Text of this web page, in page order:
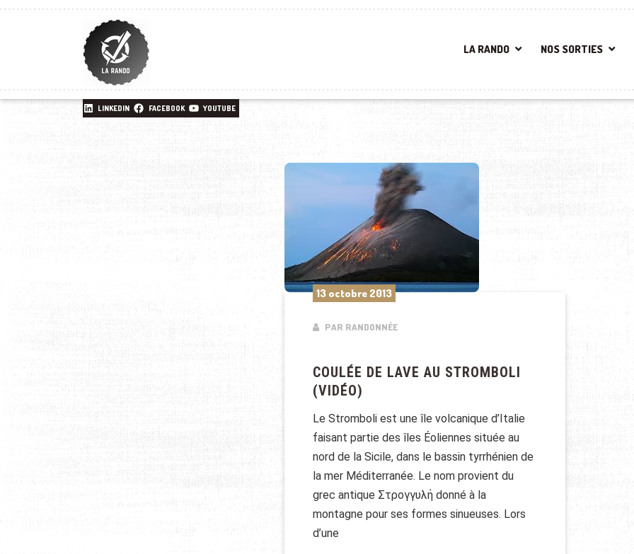
LA RANDO NOS SORTIES
LINKEDIN FACEBOOK YOUTUBE
13 octobre 2013
PAR RANDONNÉE
COULÉE DE LAVE AU STROMBOLI
(VIDÉO)
Le Stromboli est une île volcanique d’Italie
faisant partie des îles Éoliennes située au
nord de la Sicile, dans le bassin tyrrhénien de
la mer Méditerranée. Le nom provient du
grec antique Στρογγυλή donné à la
montagne pour ses formes sinueuses. Lors
d’une